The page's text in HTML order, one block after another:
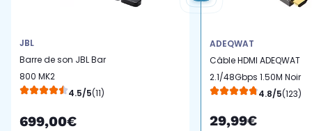
JBL
Barre de son JBL Bar
800 MK2
4.5/5(11)
699,00€
ADEQWAT
Câble HDMI ADEQWAT
2.1/48Gbps 1.50M Noir
4.8/5(123)
29,99€